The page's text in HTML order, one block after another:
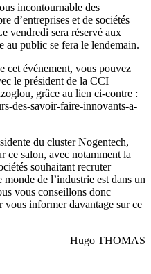
incontournable des
d’entreprises et de sociétés
vendredi sera réservé aux
au public se fera le lendemain.
cet événement, vous pouvez
le président de la CCI
grâce au lien ci-contre :
des-savoir-faire-innovants-a-
du cluster Nogentech,
ce salon, avec notamment la
souhaitant recruter
monde de l’industrie est dans un
vous conseillons donc
vous informer davantage sur ce
Hugo THOMAS